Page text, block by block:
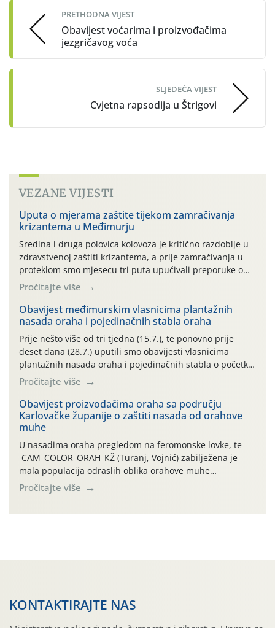
PRETHODNA VIJEST
Obavijest voćarima i proizvođačima
jezgričavog voća
SLJEDEĆA VIJEST
Cvjetna rapsodija u Štrigovi
VEZANE VIJESTI
Uputa o mjerama zaštite tijekom zamračivanja
krizantema u Međimurju
Sredina i druga polovica kolovoza je kritično razdoblje u
zdravstvenoj zaštiti krizantema, a prije zamračivanja u
proteklom smo mjesecu tri puta upućivali preporuke o
preventivnim mjerama zaštite krizantema od najčešćih
uzročnika bolesti, štetnika i fito-fagnih grinja (23.7., 14.7.,
06.7.)! Na početku ovog mjeseca je zabilježeno je
povijesno i ekstremno vruće meteorološko razdoblje, uz
najviše temperature […]
Pročitajte više
Obavijest međimurskim vlasnicima plantažnih
nasada oraha i pojedinačnih stabla oraha
Prije nešto više od tri tjedna (15.7.), te ponovno prije
deset dana (28.7.) uputili smo obavijesti vlasnicima
plantažnih nasada oraha i pojedinačnih stabla o početku
leta i ovogodišnjoj potrebi usmjerenog suzbijanja
orahove muhe (Rhagoletis completa)! Već dvanaest dana
traje drugi ovogodišnji “toplinski udar”, koji naročito
izražen zadnja šest dana (31.7.-05.8.), jer najviše
temperature zraka svakodnevno […]
Pročitajte više
Obavijest proizvođačima oraha sa području
Karlovačke županije o zaštiti nasada od orahove
muhe
U nasadima oraha pregledom na feromonske lovke, te
CAM_COLOR_ORAH_KŽ (Turanj, Vojnić) zabilježena je
mala populacija odraslih oblika orahove muhe
(Rhagoletis completa). Niska brojnost može se objasniti
činjenicom da je riječ o mladim nasadima s vrlo malim
Pročitajte više
KONTAKTIRAJTE NAS